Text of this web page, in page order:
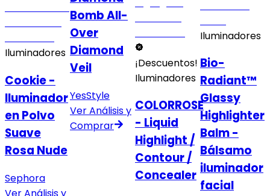
Iluminadores
Cookie -
Iluminador
en Polvo
Suave
Rosa Nude
Sephora
Ver Análisis y
Bomb All-
Over
Diamond
Veil
YesStyle
Ver Análisis y
Comprar
¡Descuentos!
Iluminadores
COLORROSE
- Liquid
Highlight /
Contour /
Concealer
Iluminadores
Bio-
Radiant™
Glassy
Highlighter
Balm -
Bálsamo
iluminador
facial